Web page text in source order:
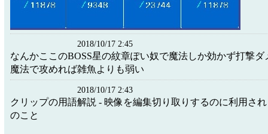
2018/10/17 2:45
なんかここのBOSS星の紋章ぽい奴で魔法しか効かず打撃ダ
魔法で攻めれば雑魚よりも弱い
2018/10/17 2:43
クリップの用語解説 - 映像を編集切り取りするのに利用さ
のこと